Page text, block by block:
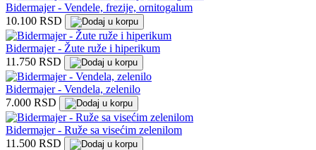
Bidermajer - Vendele, frezije, ornitogalum
10.100 RSD
Bidermajer - Žute ruže i hiperikum
11.750 RSD
Bidermajer - Vendela, zelenilo
7.000 RSD
Bidermajer - Ruže sa visećim zelenilom
11.500 RSD